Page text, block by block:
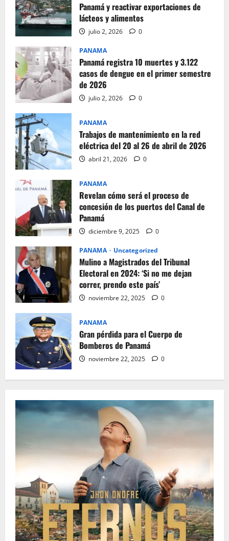
Panamá y reactivar exportaciones de
lácteos y alimentos
julio 2, 2026 0
PANAMA
Panamá registra 10 muertes y 3.122
casos de dengue en el primer semestre
de 2026
julio 2, 2026 0
PANAMA
Trabajos de mantenimiento en la red
eléctrica del 20 al 26 de abril de 2026
abril 21, 2026 0
PANAMA
Revelan cómo será el proceso de
concesión de los puertos del Canal de
Panamá
diciembre 9, 2025 0
PANAMA Uncategorized
Mulino a Magistrados del Tribunal
Electoral en 2024: ‘Si no me dejan
correr, prendo este país’
noviembre 22, 2025 0
PANAMA
Gran pérdida para el Cuerpo de
Bomberos de Panamá
noviembre 22, 2025 0